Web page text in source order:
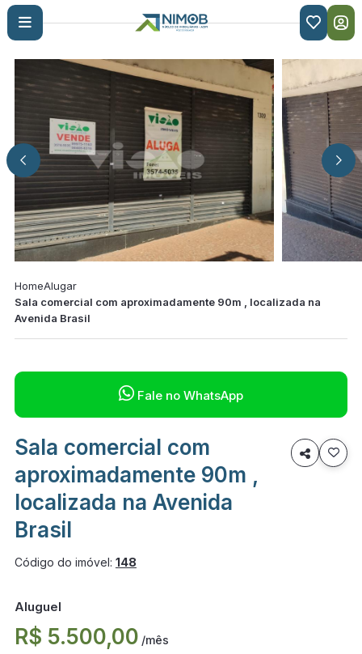

HomeAlugar
Sala comercial com aproximadamente 90m , localizada na
Avenida Brasil
 Fale no WhatsApp
Sala comercial com
aproximadamente 90m ,
localizada na Avenida
Brasil

Código do imóvel: 148
Aluguel
R$ 5.500,00 /mês